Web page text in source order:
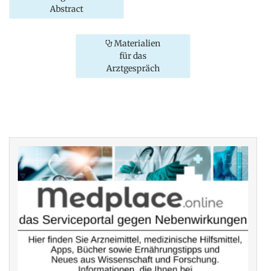
Abstract
Materialien
für das
Arztgespräch